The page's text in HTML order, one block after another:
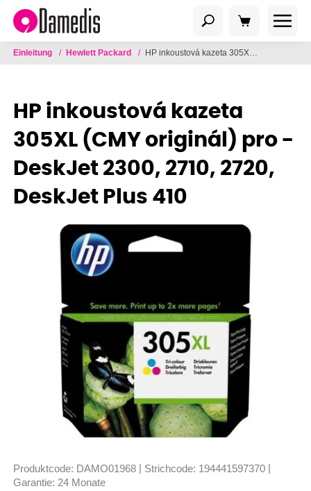
Einleitung / Hewlett Packard / HP inkoustová kazeta 305XL (CMY originál) pro - DeskJet 2300, 2710, 2720, DeskJet Plus 410
HP inkoustová kazeta
305XL (CMY originál) pro -
DeskJet 2300, 2710, 2720,
DeskJet Plus 410
Produktcode: DAMO01968 Strichcode: 194441597370
Garantie: 24 Monate